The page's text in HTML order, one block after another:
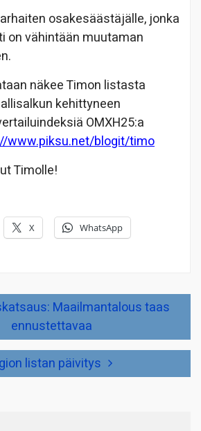
osakesäästäjälle, jonka
on vähintään muutaman
näkee Timon listasta
kehittyneen
OMXH25:a
www.piksu.net/blogit/timo
Timolle!
X WhatsApp
Maailmantalous taas
ennustettavaa
listan päivitys